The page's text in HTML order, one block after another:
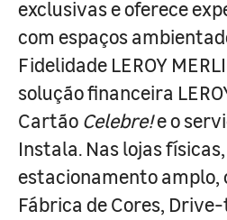
exclusivas e oferece
com espaços
Fidelidade LEROY
solução financeira
Cartão Celebre!e o
Instala. Nas lojas
estacionamento amplo,
Fábrica de Cores,